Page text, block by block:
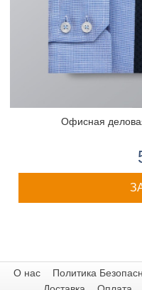
Офисная
О нас Политика